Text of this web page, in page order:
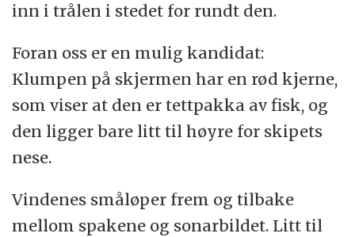
inn i trålen i stedet for rundt den.
Foran oss er en mulig kandidat:
Klumpen på skjermen har en rød kjerne,
som viser at den er tettpakka av fisk, og
den ligger bare litt til høyre for skipets
nese.
Vindenes småløper frem og tilbake
mellom spakene og sonarbildet. Litt til